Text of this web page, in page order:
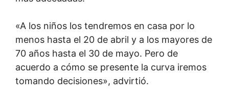
«A los niños los tendremos en casa por lo
menos hasta el 20 de abril y a los mayores de
70 años hasta el 30 de mayo. Pero de
acuerdo a cómo se presente la curva iremos
tomando decisiones», advirtió.